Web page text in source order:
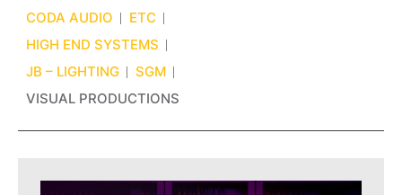
CODA AUDIO
ETC
HIGH END SYSTEMS
JB – LIGHTING
SGM
VISUAL PRODUCTIONS